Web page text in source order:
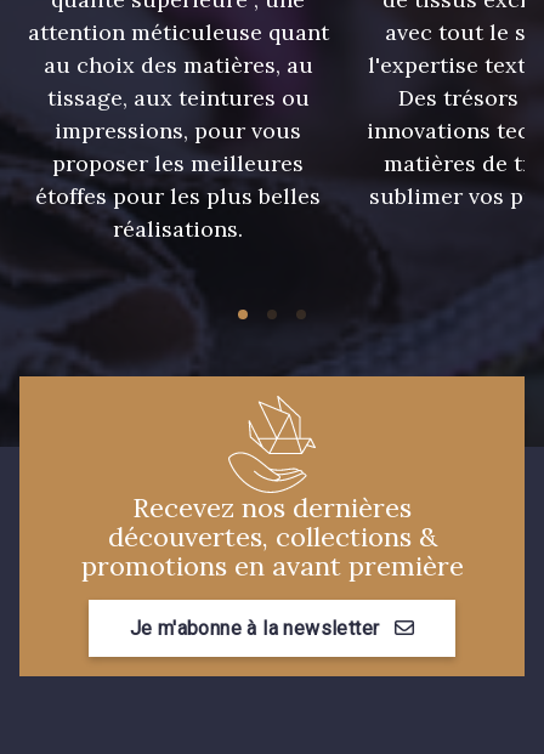
attention méticuleuse quant
au choix des matières, au
tissage, aux teintures ou
impressions, pour vous
proposer les meilleures
étoffes pour les plus belles
réalisations.
avec tout le
l'expertise
Des trésors
innovations
matières de
sublimer vos
Recevez nos dernières
découvertes, collections &
promotions en avant première
Je m'abonne à la newsletter